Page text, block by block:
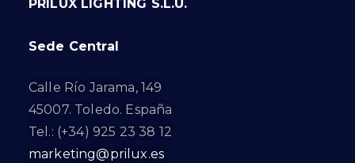
PRILUX LIGHTING S.L.U.
Sede Central
Calle Río Jarama, 149
45007. Toledo. España
Tel.: (+34) 925 23 38 12
marketing@prilux.es